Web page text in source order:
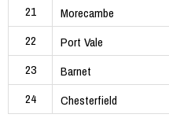
21
Morecambe
22
Port Vale
23
Barnet
24
Chesterfield